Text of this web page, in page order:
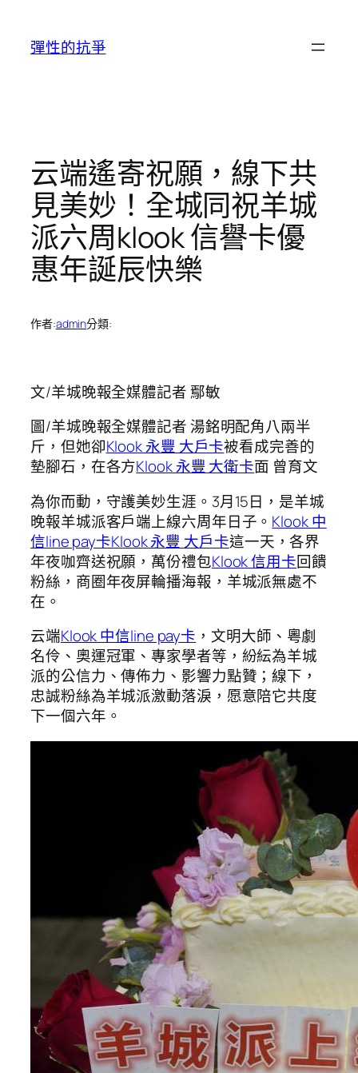
彈性的抗爭
云端遙寄祝願，線下共
見美妙！全城同祝羊城
派六周klook 信譽卡優
惠年誕辰快樂
作者:admin分類:
文/羊城晚報全媒體記者 鄢敏
圖/羊城晚報全媒體記者 湯銘明配角八兩半
斤，但她卻Klook 永豐 大戶卡被看成完善的
墊腳石，在各方Klook 永豐 大衛卡面 曾育文
為你而動，守護美妙生涯。3月15日，是羊城
晚報羊城派客戶端上線六周年日子。 Klook 中
信line pay卡Klook 永豐 大戶卡這一天，各界
年夜咖齊送祝願，萬份禮包Klook 信用卡回饋
粉絲，商圈年夜屏輪播海報，羊城派無處不
在。
云端Klook 中信line pay卡 ，文明大師、粵劇
名伶、奧運冠軍、專家學者等，紛紜為羊城
派的公信力、傳佈力、影響力點贊；線下，
忠誠粉絲為羊城派激動落淚，愿意陪它共度
下一個六年。